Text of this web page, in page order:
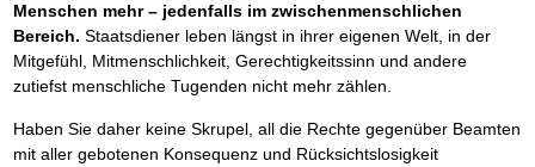
Menschen mehr – jedenfalls im zwischenmenschlichen
Bereich. Staatsdiener leben längst in ihrer eigenen Welt, in der
Mitgefühl, Mitmenschlichkeit, Gerechtigkeitssinn und andere
zutiefst menschliche Tugenden nicht mehr zählen.
Haben Sie daher keine Skrupel, all die Rechte gegenüber Beamten
mit aller gebotenen Konsequenz und Rücksichtslosigkeit